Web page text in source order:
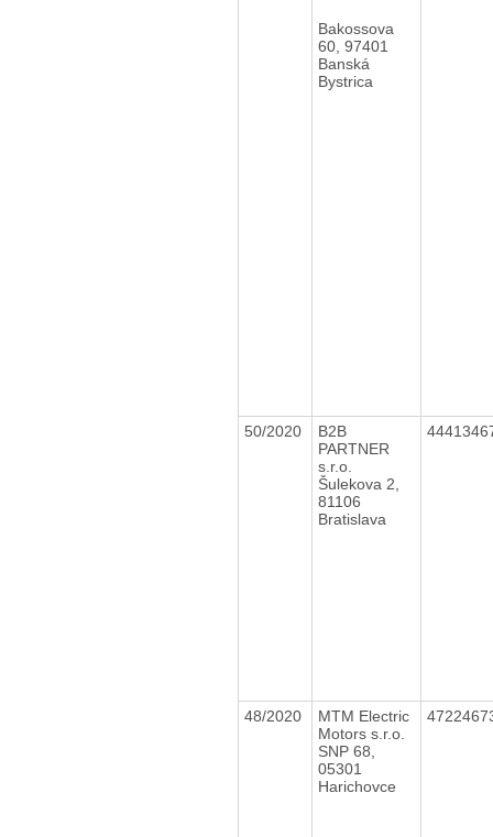
Bakossova
60, 97401
Banská
Bystrica
50/2020
B2B
PARTNER
s.r.o.
Šulekova 2,
81106
Bratislava
48/2020
MTM Electric
Motors s.r.o.
SNP 68,
05301
Harichovce